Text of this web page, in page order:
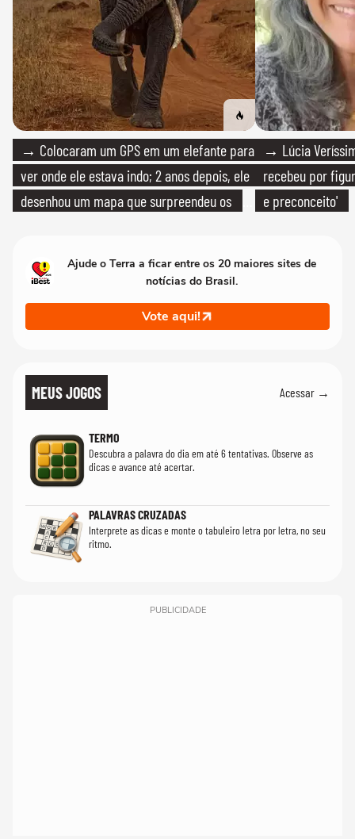
→ Colocaram um GPS em um elefante para
ver onde ele estava indo; 2 anos depois, ele
desenhou um mapa que surpreendeu os
→ Lúcia
recebeu por
e preconceito'
Ajude o Terra a ficar entre os 20 maiores sites de
notícias do Brasil.
Vote aqui!
MEUS JOGOS Acessar →
TERMO
Descubra a palavra do dia em até 6 tentativas. Observe as
dicas e avance até acertar.
PALAVRAS CRUZADAS
Interprete as dicas e monte o tabuleiro letra por letra, no seu
ritmo.
PUBLICIDADE